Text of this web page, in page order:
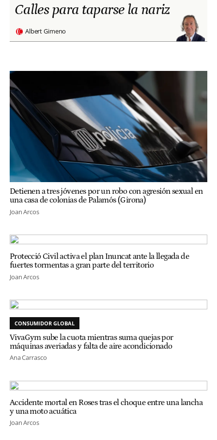
Calles para taparse la nariz
Albert Gimeno
Detienen a tres jóvenes por un robo con agresión sexual en
una casa de colonias de Palamós (Girona)
Joan Arcos
Protecció Civil activa el plan Inuncat ante la llegada de
fuertes tormentas a gran parte del territorio
Joan Arcos
CONSUMIDOR GLOBAL
VivaGym sube la cuota mientras suma quejas por
máquinas averiadas y falta de aire acondicionado
Ana Carrasco
Accidente mortal en Roses tras el choque entre una lancha
y una moto acuática
Joan Arcos